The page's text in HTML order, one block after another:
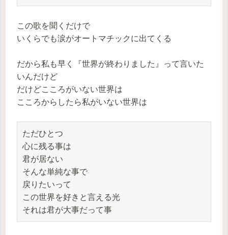
この歌を聞くだけで
いくらでも涙がオートマチックに出てくる
だから私も早く『世界が終わりました』って言いた
いんだけど
だけどこころがいない世界は
こころからしたら私がいない世界は
ただひとつ
心に残る事は
君が居ない
そんな単純な事で
戻りたいって
この世界を好きと言える光
それは君が大事だって事